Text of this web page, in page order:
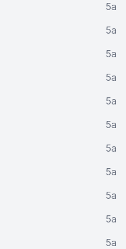
5a
5a
5a
5a
5a
5a
5a
5a
5a
5a
5a